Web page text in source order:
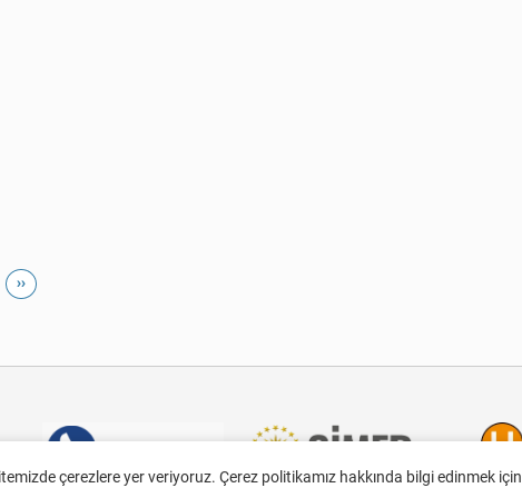
››
çerezlere yer veriyoruz. Çerez politikamız hakkında bilgi edinmek için